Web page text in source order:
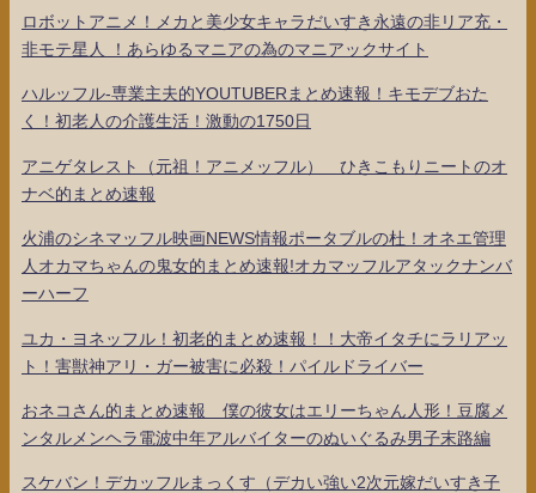
ロボットアニメ！メカと美少女キャラだいすき永遠の非リア充・
非モテ星人 ！あらゆるマニアの為のマニアックサイト
ハルッフル-専業主夫的YOUTUBERまとめ速報！キモデブおた
く！初老人の介護生活！激動の1750日
アニゲタレスト（元祖！アニメッフル） ひきこもりニートのオ
ナベ的まとめ速報
火浦のシネマッフル映画NEWS情報ポータブルの杜！オネエ管理
人オカマちゃんの鬼女的まとめ速報!オカマッフルアタックナンバ
ーハーフ
ユカ・ヨネッフル！初老的まとめ速報！！大帝イタチにラリアッ
ト！害獣神アリ・ガー被害に必殺！パイルドライバー
おネコさん的まとめ速報 僕の彼女はエリーちゃん人形！豆腐メ
ンタルメンヘラ電波中年アルバイターのぬいぐるみ男子末路編
スケバン！デカッフルまっくす（デカい強い2次元嫁だいすき子